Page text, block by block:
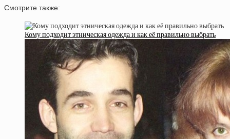
Смотрите также:
Кому подходит этническая одежда и как её правильно выбрать